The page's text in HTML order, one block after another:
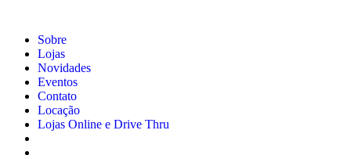
Sobre
Lojas
Novidades
Eventos
Contato
Locação
Lojas Online e Drive Thru